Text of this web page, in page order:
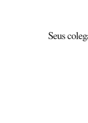
Seus